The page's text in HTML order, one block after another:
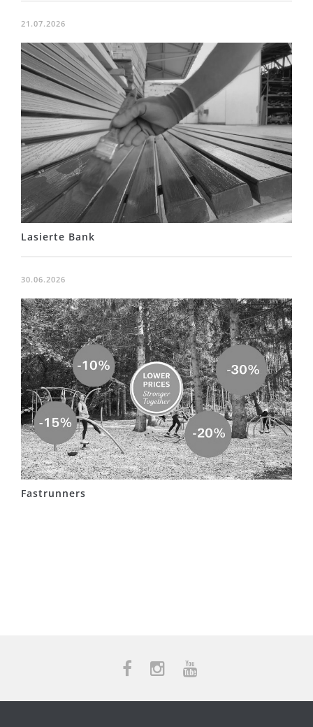
21.07.2026
Lasierte Bank
30.06.2026
Fastrunners